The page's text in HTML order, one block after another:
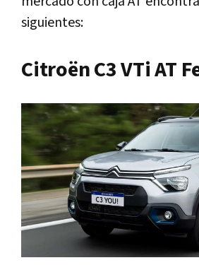
siguientes:
Citroën C3 VTi AT